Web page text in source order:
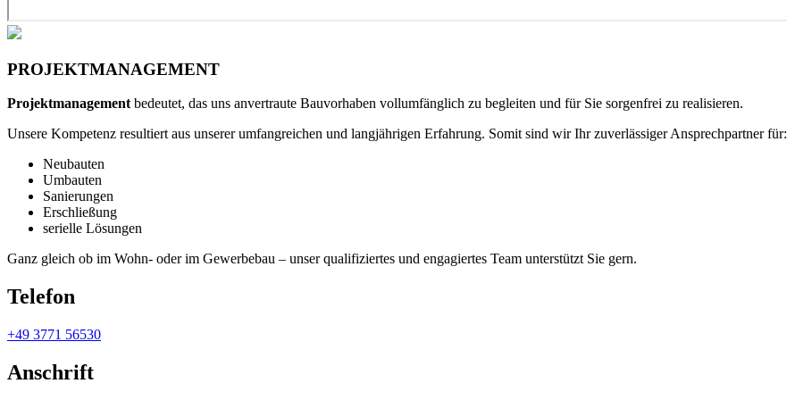
PROJEKTMANAGEMENT
Projektmanagement bedeutet, das uns anvertraute Bauvorhaben vollumfänglich zu begleiten und für Sie sorgenfrei zu realisieren.
Unsere Kompetenz resultiert aus unserer umfangreichen und langjährigen Erfahrung. Somit sind wir Ihr zuverlässiger Ansprechpartner für:
Neubauten
Umbauten
Sanierungen
Erschließung
serielle Lösungen
Ganz gleich ob im Wohn- oder im Gewerbebau – unser qualifiziertes und engagiertes Team unterstützt Sie gern.
Telefon
+49 3771 56530
Anschrift